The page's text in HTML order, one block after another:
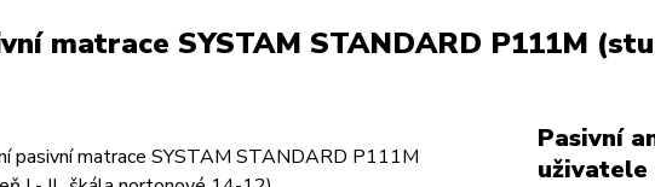
matrace SYSTAM STANDARD P111M
Pasivní
uživatele